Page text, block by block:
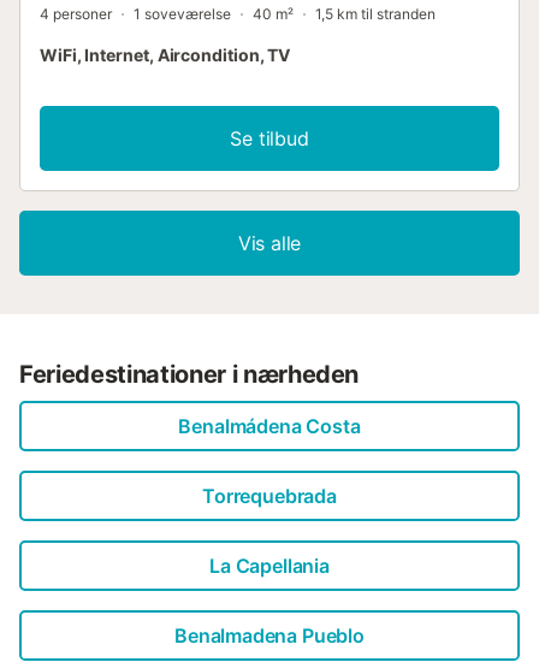
4 personer 1 soveværelse 40 m² 1,5 km til stranden
WiFi, Internet, Aircondition, TV
Se tilbud
Vis alle
Feriedestinationer i nærheden
Benalmádena Costa
Torrequebrada
La Capellania
Benalmadena Pueblo